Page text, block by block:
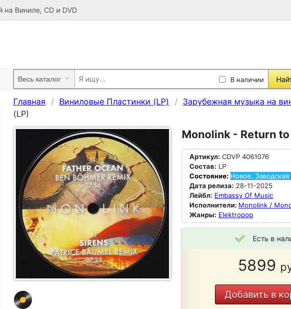
Виниле, CD и DVD
В наличии
Главная Виниловые Пластинки (LP) Зарубежная музыка на
(LP)
Monolink - Return
Артикул: CDVP 4061076
Состав: LP
Состояние: Новое. Заводская
Дата релиза: 28-11-2025
Лейбл: Embassy Of Music
Исполнители: Monolink /
Жанры: Elektropop
Есть в
5899
Добавить в